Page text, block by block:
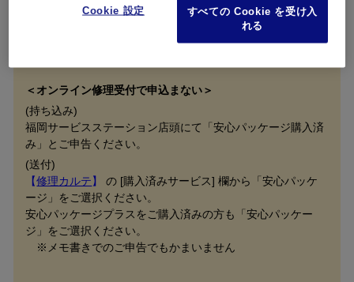
安心パッケージプラスをご購入済みの方も「安心パッケー
ジ」をご選択いただき、オンライン修理受付限定特典6* 利用
の希望有無を [故障内容・詳細] にご記載ください。
＜オンライン修理受付で申込まない＞
(持ち込み)
福岡サービスステーション店頭にて「安心パッケージ購入済
み」とご申告ください。
(送付)
【修理カルテ】
の [購入済みサービス] 欄から「安心パッケ
ージ」をご選択ください。
安心パッケージプラスをご購入済みの方も「安心パッケー
ジ」をご選択ください。
※メモ書きでのご申告でもかまいません
Cookie 設定
すべての Cookie を受け入
れる